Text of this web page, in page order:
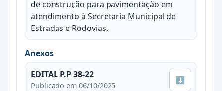
de construção para pavimentação em
atendimento à Secretaria Municipal de
Estradas e Rodovias.
Anexos
EDITAL P.P 38-22
Publicado em 06/10/2025
⬇